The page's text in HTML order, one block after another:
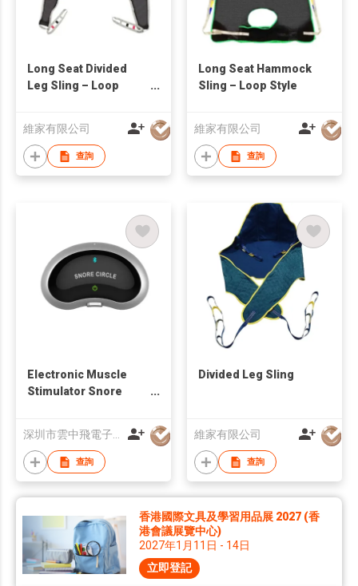
Long Seat Divided
Leg Sling – Loop
維家有限公司
查詢
Long Seat Hammock
Sling – Loop Style
維家有限公司
查詢
Electronic Muscle
Stimulator Snore
深圳市雲中飛電子有限公司
查詢
Divided Leg Sling
維家有限公司
查詢
香港國際文具及學習用品展 2027 (香
港會議展覽中心)
2027年1月11日 - 14日
立即登記